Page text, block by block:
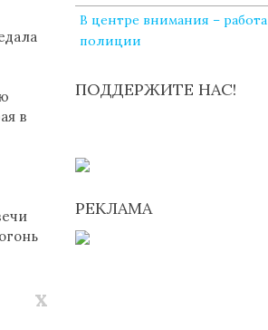
в
x
В центре внимания – работа
полиции
ПОДДЕРЖИТЕ НАС!
РЕКЛАМА